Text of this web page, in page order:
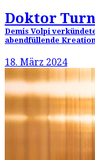
Doktor
Demis Volpi
abendfüllende
18. März 2024